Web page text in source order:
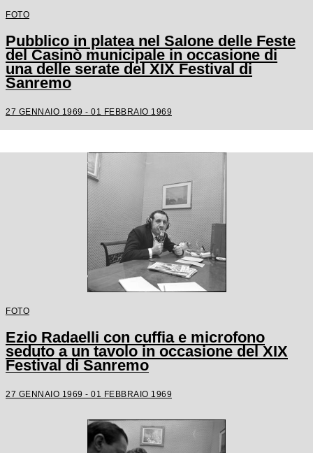
FOTO
Pubblico in platea nel Salone delle Feste
del Casinò municipale in occasione di
una delle serate del XIX Festival di
Sanremo
27 GENNAIO 1969 - 01 FEBBRAIO 1969
FOTO
Ezio Radaelli con cuffia e microfono
seduto a un tavolo in occasione del XIX
Festival di Sanremo
27 GENNAIO 1969 - 01 FEBBRAIO 1969